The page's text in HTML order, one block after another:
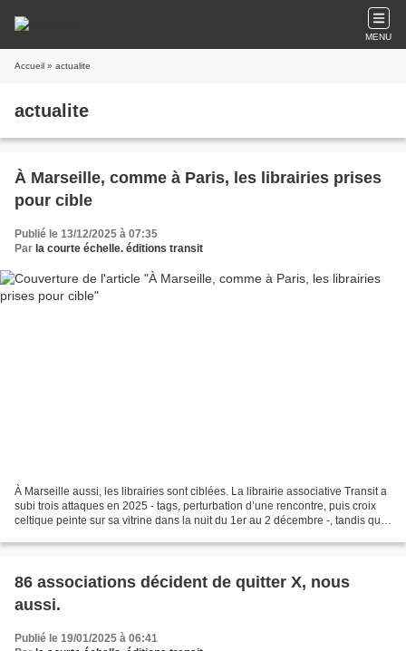
MENU
Accueil » actualite
actualite
À Marseille, comme à Paris, les librairies prises
pour cible
Publié le 13/12/2025 à 07:35
Par la courte échelle. éditions transit
À Marseille aussi, les librairies sont ciblées. La librairie associative Transit a
subi trois attaques en 2025 - tags, perturbation d’une rencontre, puis croix
celtique peinte sur sa vitrine dans la nuit du 1er au 2 décembre -, tandis que
86 associations décident de quitter X, nous
aussi.
Publié le 19/01/2025 à 06:41